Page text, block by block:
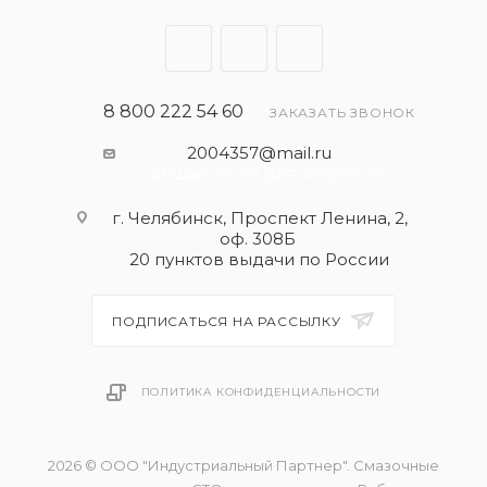
MB-Approval 229.52
ACEA C3
BMW Longlife-04
GM-LL-A-025
Fiat 9.55535-S3
8 800 222 54 60 ЗАКАЗАТЬ ЗВОНОК
2004357@mail.ru
г. Челябинск, Проспект Ленина, 2,
оф. 308Б
20 пунктов выдачи по России
ПОДПИСАТЬСЯ НА РАССЫЛКУ
ПОЛИТИКА КОНФИДЕНЦИАЛЬНОСТИ
2026 © ООО "Индустриальный Партнер". Смазочные